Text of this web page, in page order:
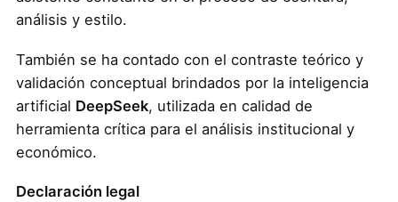
análisis y estilo.
También se ha contado con el contraste teórico y
validación conceptual brindados por la inteligencia
artificial DeepSeek, utilizada en calidad de
herramienta crítica para el análisis institucional y
económico.
Declaración legal